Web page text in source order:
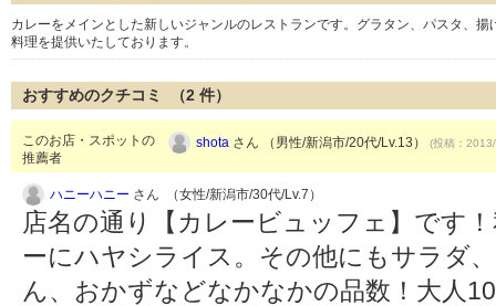
カレーをメインとした新しいジャンルのレストランです。グラタン、パスタ、
料理を提供いたしております。
おすすめのクチコミ （2 件）
このお店・スポットの
推薦者
shota さん （男性/新潟市/20代/Lv.13） (投稿：
ハニーハニー さん （女性/新潟市/30代/Lv.7）
店名の通り【カレービュッフェ】です
ーにハヤシライス。その他にもサラダ
ん、おかずなどなかなかの品数！大人